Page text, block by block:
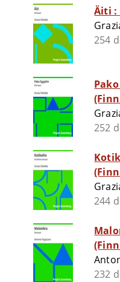
254
Pako
252
Kotikaiho :
244
232